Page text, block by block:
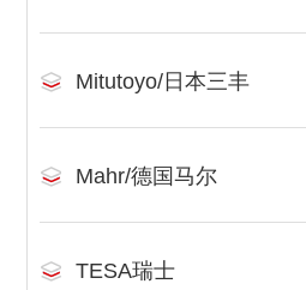
Mitutoyo/日本三丰
Mahr/德国马尔
TESA瑞士